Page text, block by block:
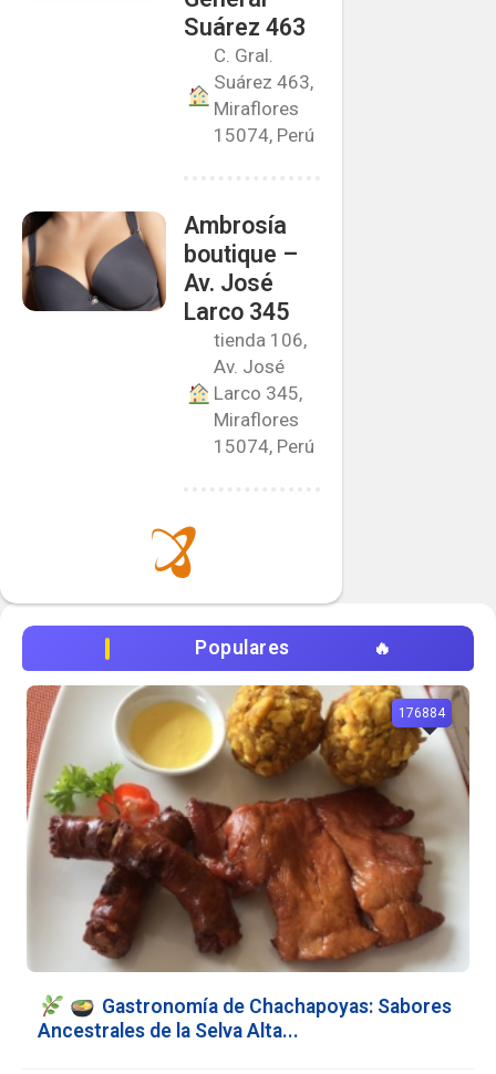
Suárez 463
C. Gral.
Suárez 463,
Miraflores
15074, Perú
Ambrosía
boutique –
Av. José
Larco 345
tienda 106,
Av. José
Larco 345,
Miraflores
15074, Perú
Populares
Gastronomía de Chachapoyas: Sabores
Ancestrales de la Selva Alta...
176884